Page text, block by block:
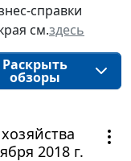
справки
см.здесь
Раскрыть
обзоры
2018 г.